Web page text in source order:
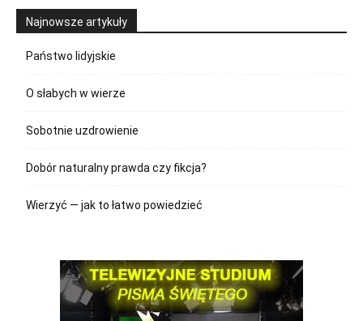
Najnowsze artykuły
Państwo lidyjskie
O słabych w wierze
Sobotnie uzdrowienie
Dobór naturalny prawda czy fikcja?
Wierzyć — jak to łatwo powiedzieć